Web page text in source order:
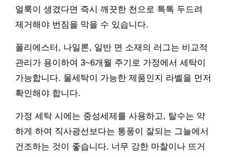
얼룩이 생겼다면 즉시 깨끗한 천으로 톡톡 두드려
제거해야 번짐을 막을 수 있습니다.
폴리에스터, 나일론, 일반 면 소재의 러그는 비교적
관리가 용이하여 3~6개월 주기로 가정에서 세탁이
가능합니다. 물세탁이 가능한 제품인지 라벨을 먼저
확인해야 합니다.
가정 세탁 시에는 중성세제를 사용하고, 탈수는 약
하게 하여 직사광선보다는 통풍이 잘되는 그늘에서
건조하는 것이 좋습니다. 너무 강한 마찰이나 뜨거